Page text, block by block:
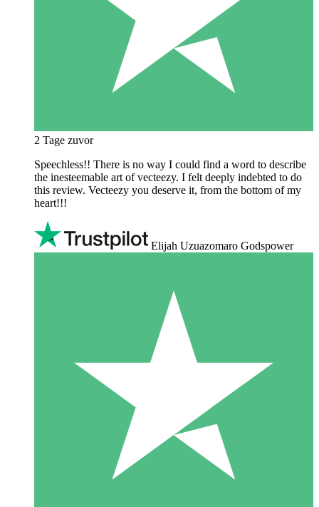
2 Tage zuvor
Speechless!! There is no way I could find a word to describe
the inesteemable art of vecteezy. I felt deeply indebted to do
this review. Vecteezy you deserve it, from the bottom of my
heart!!!
Elijah Uzuazomaro Godspower